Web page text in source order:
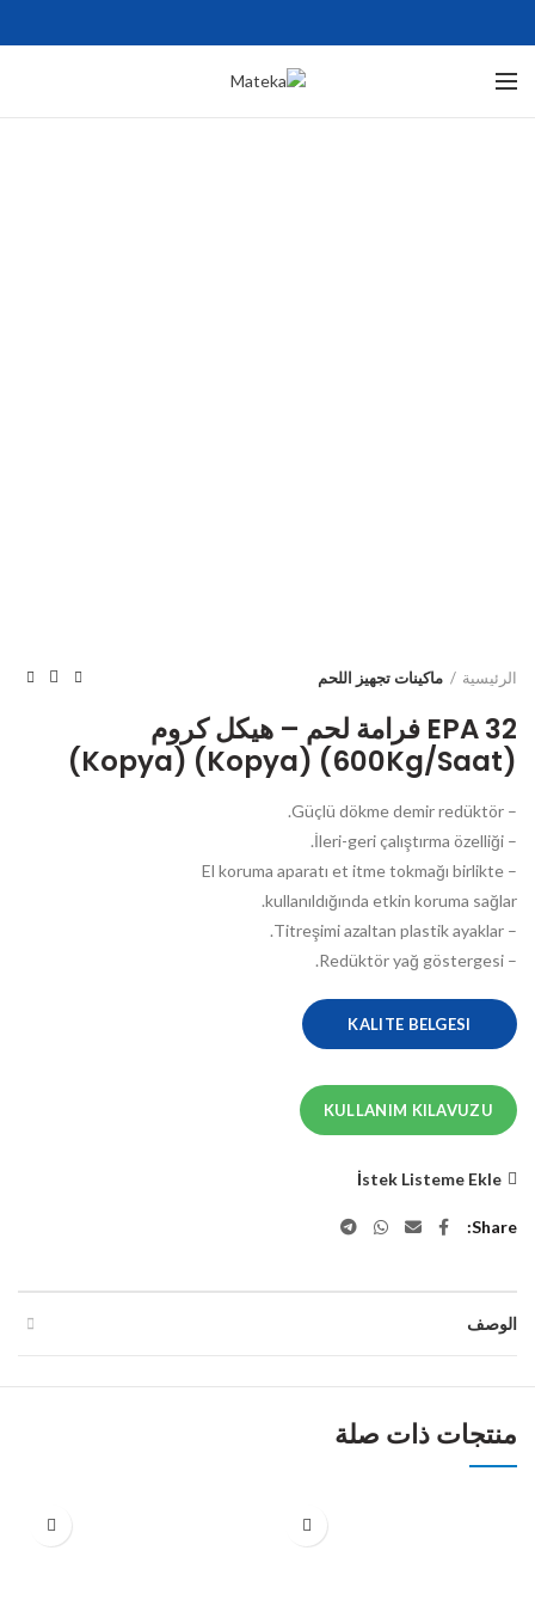
الرئيسية ماكينات تجهيز اللحم
EPA 32 فرامة لحم – هيكل كروم
(600Kg/Saat) (Kopya) (Kopya)
– Güçlü dökme demir redüktör.
– İleri-geri çalıştırma özelliği.
– El koruma aparatı et itme tokmağı birlikte
kullanıldığında etkin koruma sağlar.
– Titreşimi azaltan plastik ayaklar.
– Redüktör yağ göstergesi.
KALITE BELGESI
KULLANIM KILAVUZU
İstek Listeme Ekle
Share
الوصف
منتجات ذات صلة